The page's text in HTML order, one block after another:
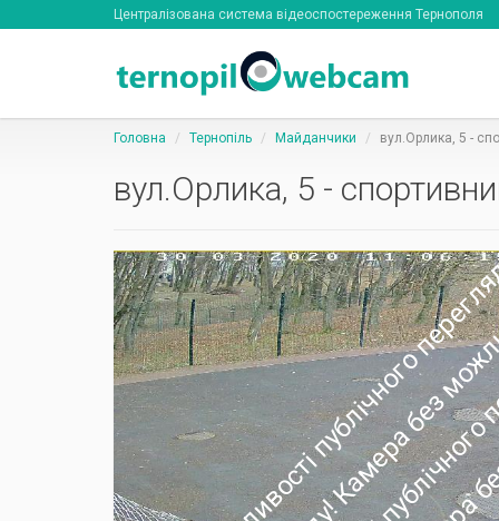
Централізована система відеоспостереження Тернополя
Головна Тернопіль Майданчики вул.Орлика, 5 -
вул.Орлика, 5 -